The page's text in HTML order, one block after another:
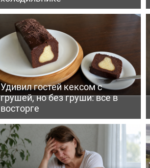
Удивил гостей кексом с
грушей, но без груши: все в
восторге